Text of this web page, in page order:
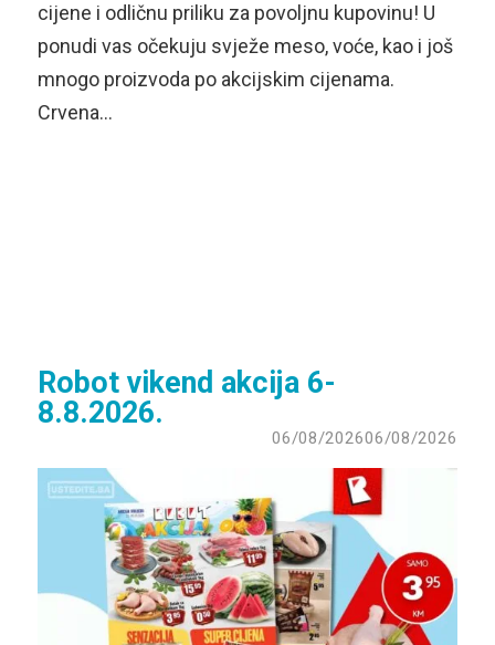
cijene i odličnu priliku za povoljnu kupovinu! U
ponudi vas očekuju svježe meso, voće, kao i još
mnogo proizvoda po akcijskim cijenama.
Crvena…
Robot vikend akcija 6-
8.8.2026.
06/08/202606/08/2026